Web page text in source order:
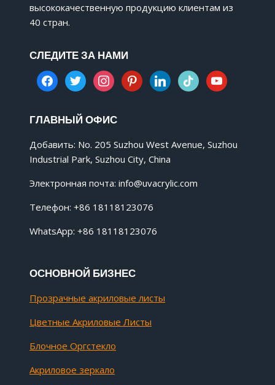
высококачественную продукцию клиентам из
40 стран.
СЛЕДИТЕ ЗА НАМИ
facebooktwitterinstagrampinterestlinkedintiktok youtube
ГЛАВНЫЙ ОФИС
Добавить: No. 205 Suzhou West Avenue, Suzhou
Industrial Park, Suzhou City, China
Электронная почта: info@uvacrylic.com
Телефон: +86 18118123076
WhatsApp: +86 18118123076
ОСНОВНОЙ БИЗНЕС
Прозрачные акриловые листы
Цветные Акриловые Листы
Блочное Оргстекло
Акриловое зеркало